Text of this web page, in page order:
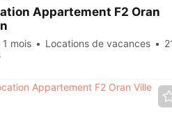
Appartement F2 Oran
1 mois Locations de vacances